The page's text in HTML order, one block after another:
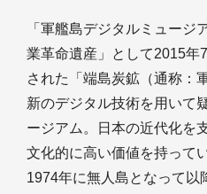
「軍艦島デジタルミュージ
業革命遺産」として2015年
された「端島炭鉱（通称：
新のデジタル技術を用いて
ージアム。日本の近代化を
文化的に高い価値を持って
1974年に無人島となって以